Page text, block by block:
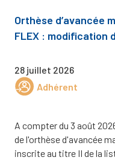
Orthèse d’avancée
FLEX : modification
28 juillet 2026
Adhérent
A compter du 3 août
de l'orthèse d'avancée
inscrite au titre II de la